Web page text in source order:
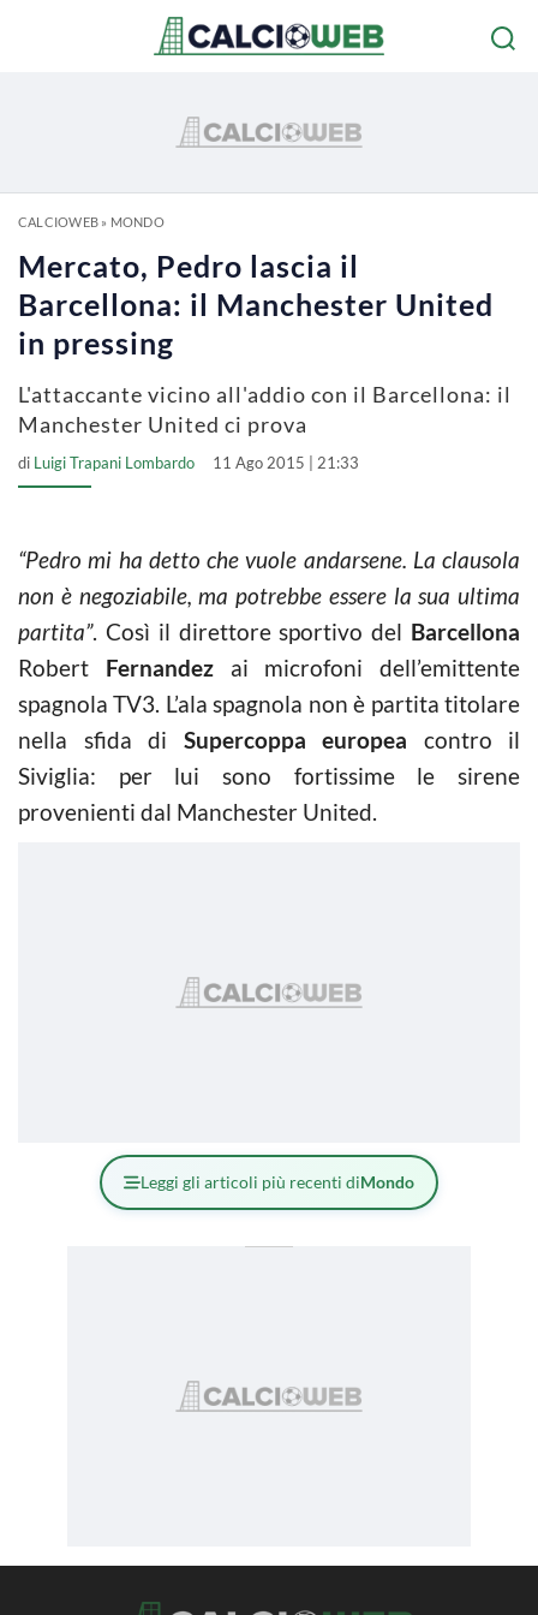
CALCIOWEB» MONDO
Mercato, Pedro lascia il
Barcellona: il Manchester United
in pressing
L'attaccante vicino all'addio con il Barcellona: il
Manchester United ci prova
di Luigi Trapani Lombardo 11 Ago 2015 | 21:33
“Pedro mi ha detto che vuole andarsene. La clausola
non è negoziabile, ma potrebbe essere la sua ultima
partita”. Così il direttore sportivo del Barcellona
Robert Fernandezai microfoni dell’emittente
spagnola TV3. L’ala spagnola non è partita titolare
nella sfida di Supercoppa europea contro il
Siviglia: per lui sono fortissime le sirene
provenienti dal Manchester United.
Leggi gli articoli più recenti diMondo